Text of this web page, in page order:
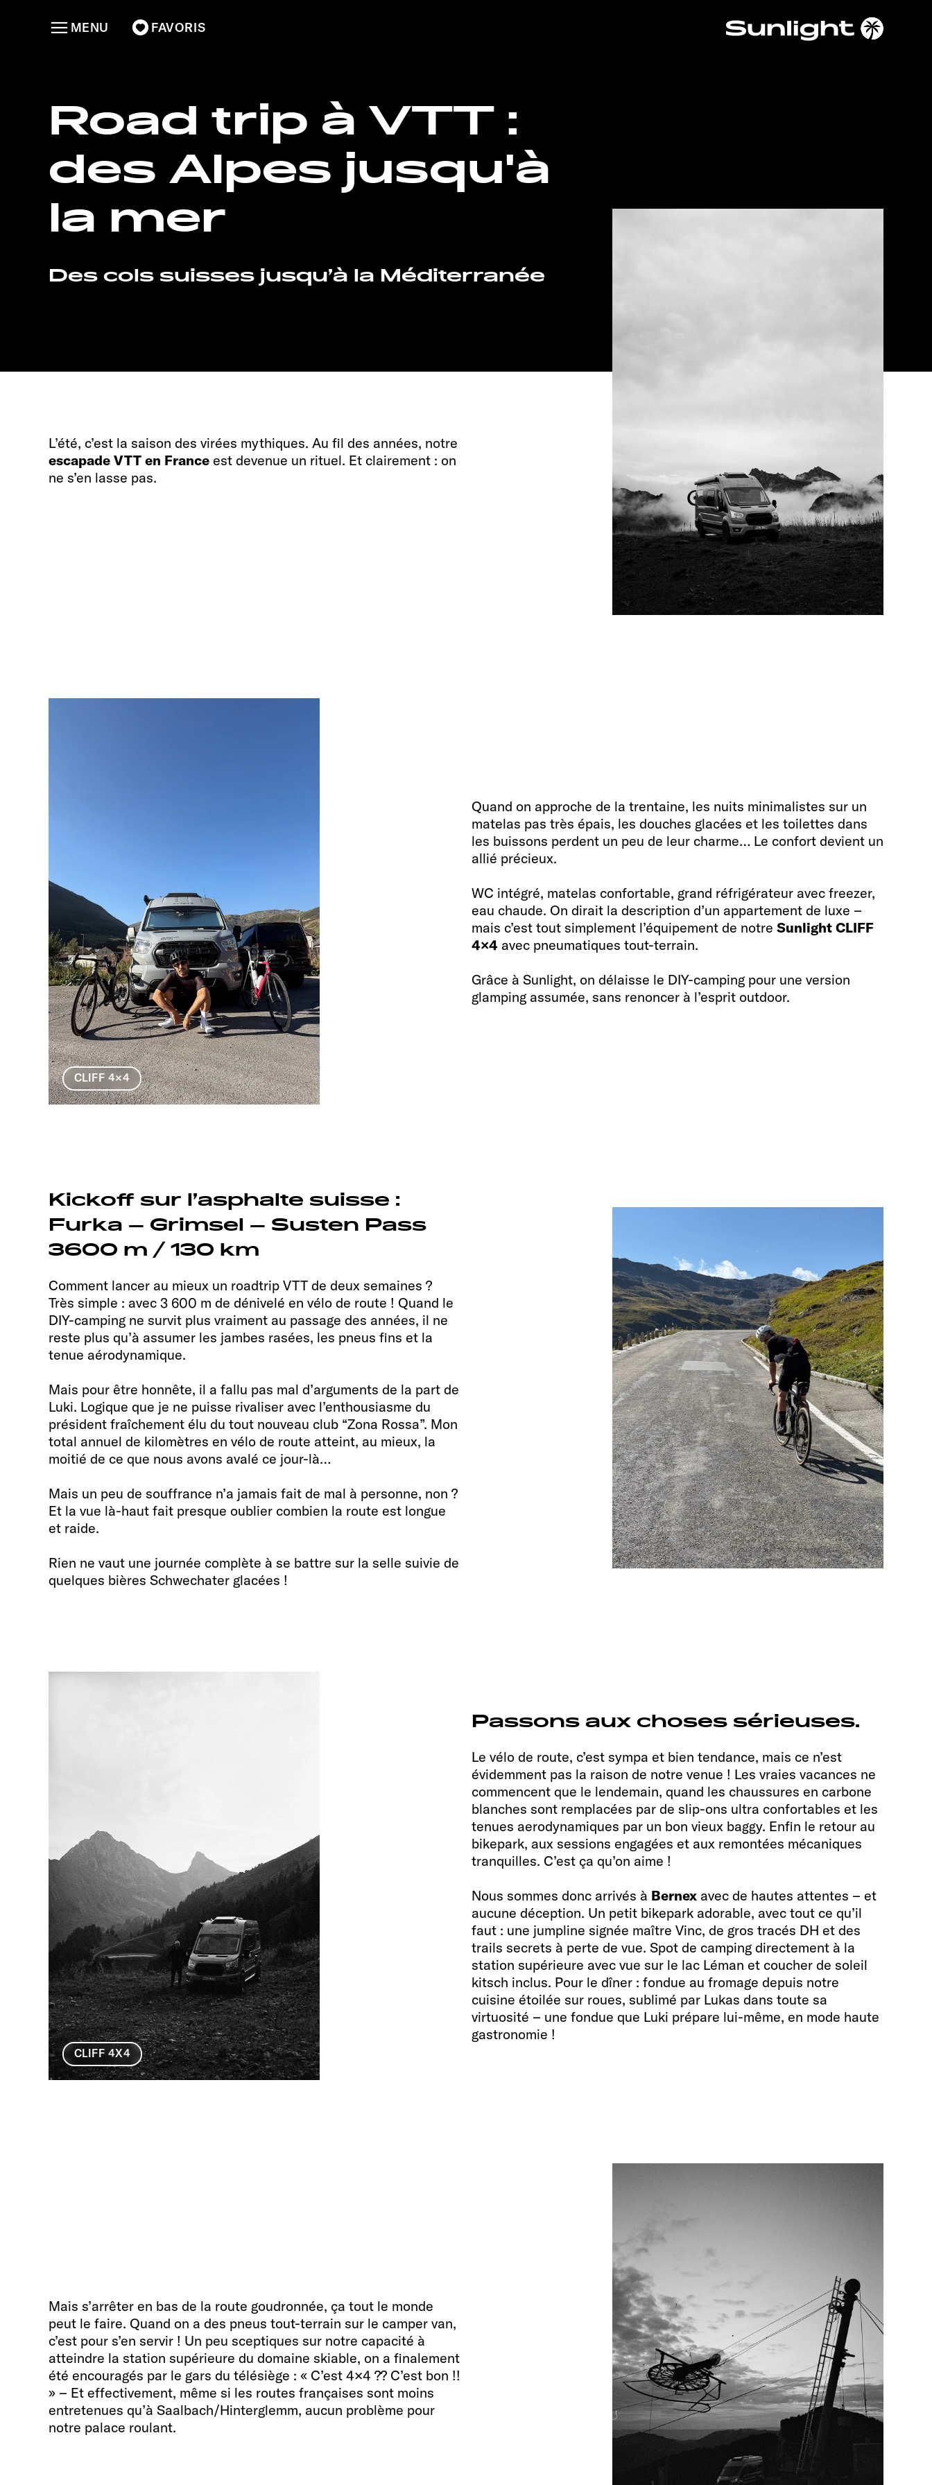
FAVORIS
MENU
Road trip à VTT :
des Alpes jusqu'à
la mer
Des cols suisses jusqu’à la Méditerranée
L’été, c’est la saison des virées mythiques. Au fil des années, notre
escapade VTT en France est devenue un rituel. Et clairement : on
ne s’en lasse pas.
CLIFF 4×4
Quand on approche de la trentaine, les nuits minimalistes sur un
matelas pas très épais, les douches glacées et les toilettes dans
les buissons perdent un peu de leur charme… Le confort devient un
allié précieux.
WC intégré, matelas confortable, grand réfrigérateur avec freezer,
eau chaude. On dirait la description d’un appartement de luxe –
mais c’est tout simplement l’équipement de notre Sunlight CLIFF
4×4avec pneumatiques tout-terrain.
Grâce à Sunlight, on délaisse le DIY-camping pour une version
glamping assumée, sans renoncer à l’esprit outdoor.
Kickoff sur l’asphalte suisse :
Furka – Grimsel – Susten Pass
3600 m / 130 km
Comment lancer au mieux un roadtrip VTT de deux semaines ?
Très simple : avec 3 600 m de dénivelé en vélo de route ! Quand le
DIY-camping ne survit plus vraiment au passage des années, il ne
reste plus qu’à assumer les jambes rasées, les pneus fins et la
tenue aérodynamique.
Mais pour être honnête, il a fallu pas mal d’arguments de la part de
Luki. Logique que je ne puisse rivaliser avec l’enthousiasme du
président fraîchement élu du tout nouveau club “Zona Rossa”. Mon
total annuel de kilomètres en vélo de route atteint, au mieux, la
moitié de ce que nous avons avalé ce jour-là…
Mais un peu de souffrance n’a jamais fait de mal à personne, non ?
Et la vue là-haut fait presque oublier combien la route est longue
et raide.
Rien ne vaut une journée complète à se battre sur la selle suivie de
quelques bières Schwechater glacées !
CLIFF 4X4
Passons aux choses sérieuses.
Le vélo de route, c’est sympa et bien tendance, mais ce n’est
évidemment pas la raison de notre venue ! Les vraies vacances ne
commencent que le lendemain, quand les chaussures en carbone
blanches sont remplacées par de slip-ons ultra confortables et les
tenues aerodynamiques par un bon vieux baggy. Enfin le retour au
bikepark, aux sessions engagées et aux remontées mécaniques
tranquilles. C’est ça qu’on aime !
Nous sommes donc arrivés à Bernexavec de hautes attentes – et
aucune déception. Un petit bikepark adorable, avec tout ce qu’il
faut : une jumpline signée maître Vinc, de gros tracés DH et des
trails secrets à perte de vue. Spot de camping directement à la
station supérieure avec vue sur le lac Léman et coucher de soleil
kitsch inclus. Pour le dîner : fondue au fromage depuis notre
cuisine étoilée sur roues, sublimé par Lukas dans toute sa
virtuosité – une fondue que Luki prépare lui-même, en mode haute
gastronomie !
Mais s’arrêter en bas de la route goudronnée, ça tout le monde
peut le faire. Quand on a des pneus tout-terrain sur le camper van,
c’est pour s’en servir ! Un peu sceptiques sur notre capacité à
atteindre la station supérieure du domaine skiable, on a finalement
été encouragés par le gars du télésiège : « C’est 4×4 ?? C’est bon !!
» – Et effectivement, même si les routes françaises sont moins
entretenues qu’à Saalbach/Hinterglemm, aucun problème pour
notre palace roulant.